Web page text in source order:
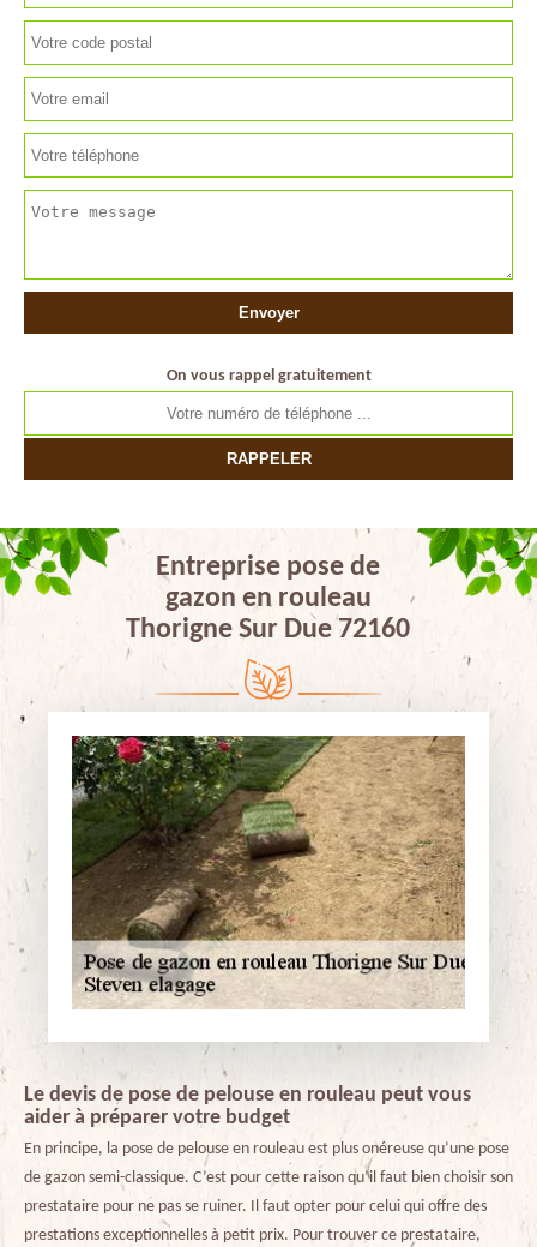
On vous rappel gratuitement
Entreprise pose de
gazon en rouleau
Thorigne Sur Due 72160
Le devis de pose de pelouse en rouleau peut vous
aider à préparer votre budget
En principe, la pose de pelouse en rouleau est plus onéreuse qu’une pose
de gazon semi-classique. C’est pour cette raison qu’il faut bien choisir son
prestataire pour ne pas se ruiner. Il faut opter pour celui qui offre des
prestations exceptionnelles à petit prix. Pour trouver ce prestataire,